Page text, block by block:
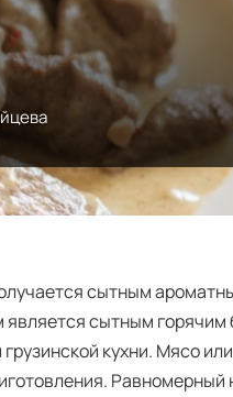
сытным
сытным
кухни. Мясо
Равномерный